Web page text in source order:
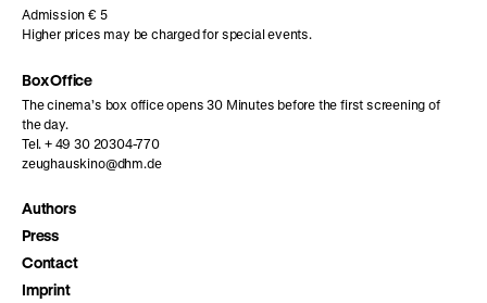
Admission € 5
Higher prices may be charged for special events.
Box Office
The cinema’s box office opens 30 Minutes before the first screening of
the day.
Tel. + 49 30 20304-770
zeughauskino@dhm.de
Authors
Press
Contact
Imprint